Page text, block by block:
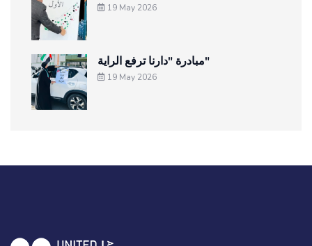
19 May 2026
مبادرة "دارنا ترفع الراية"
19 May 2026